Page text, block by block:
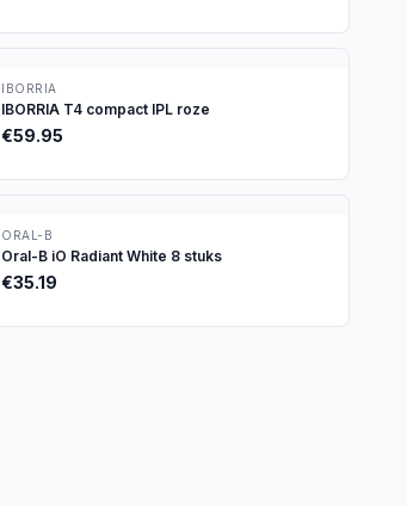
IBORRIA
IBORRIA T4 compact IPL roze
€59.95
ORAL-B
Oral-B iO Radiant White 8 stuks
€35.19